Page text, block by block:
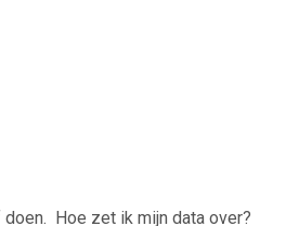
Hoe zet ik mijn data over?